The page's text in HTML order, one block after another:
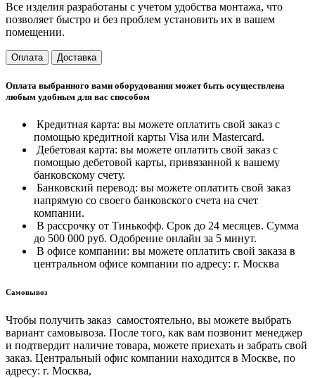
Все изделия разработаны с учетом удобства монтажа, что
позволяет быстро и без проблем установить их в вашем
помещении.
Оплата Доставка
Оплата выбранного вами оборудования может быть осуществлена
любым удобным для вас способом
Кредитная карта: вы можете оплатить свой заказ с
помощью кредитной карты Visa или Mastercard.
Дебетовая карта: вы можете оплатить свой заказ с
помощью дебетовой карты, привязанной к вашему
банковскому счету.
Банковский перевод: вы можете оплатить свой заказ
напрямую со своего банковского счета на счет
компании.
В рассрочку от Тинькофф. Срок до 24 месяцев. Сумма
до 500 000 руб. Одобрение онлайн за 5 минут.
В офисе компании: вы можете оплатить свой заказа в
центральном офисе компании по адресу: г. Москва
Самовывоз
Чтобы получить заказ самостоятельно, вы можете выбрать
вариант самовывоза. После того, как вам позвонит менеджер
и подтвердит наличие товара, можете приехать и забрать свой
заказ. Центральный офис компании находится в Москве, по
адресу: г. Москва,